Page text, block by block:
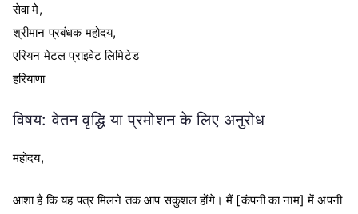
सेवा मे,
श्रीमान प्रबंधक महोदय,
एरियन मेटल प्राइवेट लिमिटेड
हरियाणा
विषय: वेतन वृद्धि या प्रमोशन के लिए अनुरोध
महोदय,
आशा है कि यह पत्र मिलने तक आप सकुशल होंगे। मैं [कंपनी का नाम] में अपनी